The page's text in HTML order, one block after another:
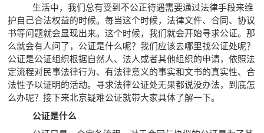
生活中，我们总有受到不公正待遇需要通过法律手段来维
护自己合法权益的时候。每当这个时候，法律文件、合同、协议
书等问题就会显现出来。这个时候，我们就会开始寻求公证。那
么就会有人问了，公证是什么呢？我们应该去哪里找公证处呢？
公证是公证组织根据自然人、法人或者其他组织的申请，依照法
定流程对民事法律行为、有法律意义的事实和文书的真实性、合
法性予以证明的活动。寻求法律公证处无果都说没办法，到底怎
么办呢？接下来北京疑难公证就带大家具体了解一下。
公证是什么